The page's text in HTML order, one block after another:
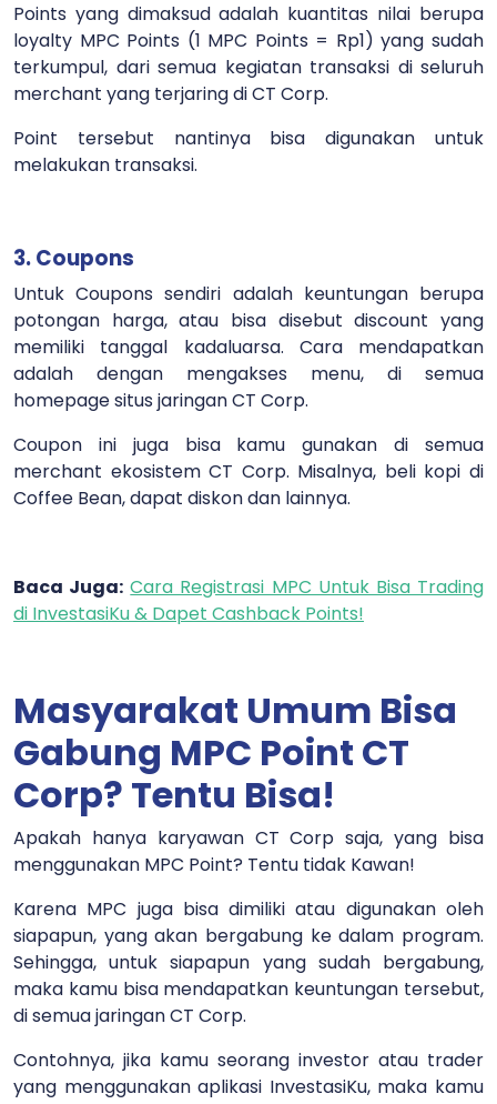
Points yang dimaksud adalah kuantitas nilai berupa
loyalty MPC Points (1 MPC Points = Rp1) yang sudah
terkumpul, dari semua kegiatan transaksi di seluruh
merchant yang terjaring di CT Corp.
Point tersebut nantinya bisa digunakan untuk
melakukan transaksi.
3. Coupons
Untuk Coupons sendiri adalah keuntungan berupa
potongan harga, atau bisa disebut discount yang
memiliki tanggal kadaluarsa. Cara mendapatkan
adalah dengan mengakses menu, di semua
homepage situs jaringan CT Corp.
Coupon ini juga bisa kamu gunakan di semua
merchant ekosistem CT Corp. Misalnya, beli kopi di
Coffee Bean, dapat diskon dan lainnya.
Baca Juga: Cara Registrasi MPC Untuk Bisa Trading
di InvestasiKu & Dapet Cashback Points!
Masyarakat Umum Bisa
Gabung MPC Point CT
Corp? Tentu Bisa!
Apakah hanya karyawan CT Corp saja, yang bisa
menggunakan MPC Point? Tentu tidak Kawan!
Karena MPC juga bisa dimiliki atau digunakan oleh
siapapun, yang akan bergabung ke dalam program.
Sehingga, untuk siapapun yang sudah bergabung,
maka kamu bisa mendapatkan keuntungan tersebut,
di semua jaringan CT Corp.
Contohnya, jika kamu seorang investor atau trader
yang menggunakan aplikasi InvestasiKu, maka kamu